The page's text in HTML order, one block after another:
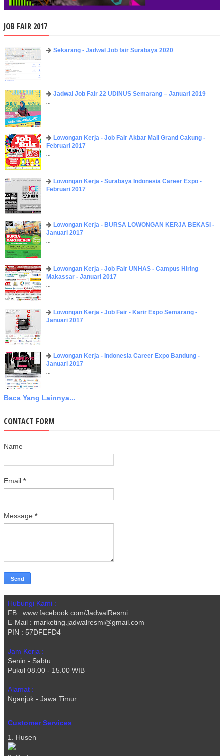
JOB FAIR 2017
Sekarang - Jadwal Job fair Surabaya 2020
...
Jadwal Job Fair 22 UDINUS Semarang – Januari 2019
...
Lowongan Kerja - Job Fair ​Akbar ​Mall Grand Cakung -
Februari 2017
...
Lowongan Kerja - Surabaya Indonesia Career Expo -
Februari 2017
...
Lowongan Kerja - BURSA LOWONGAN KERJA BEKASI -
Januari 2017
...
Lowongan Kerja - Job Fair UNHAS - Campus Hiring
Makassar - Januari 2017
...
Lowongan Kerja - Job Fair - Karir Expo Semarang -
Januari 2017
...
Lowongan Kerja - Indonesia Career Expo Bandung -
Januari 2017
...
Baca Yang Lainnya...
CONTACT FORM
Name
Email *
Message *
Hubungi Kami :
FB : www.facebook.com/JadwalResmi
E-Mail : marketing.jadwalresmi@gmail.com
PIN : 57DFEFD4
Jam Kerja :
Senin - Sabtu
Pukul 08.00 - 15.00 WIB
Alamat :
Nganjuk - Jawa Timur
Customer Services
1. Husen